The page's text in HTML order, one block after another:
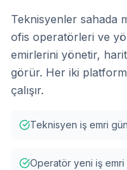
Teknisyenler sahada
ofis operatörleri ve
emirlerini yönetir,
görür. Her iki
çalışır.
Teknisyen iş emri
Operatör yeni iş